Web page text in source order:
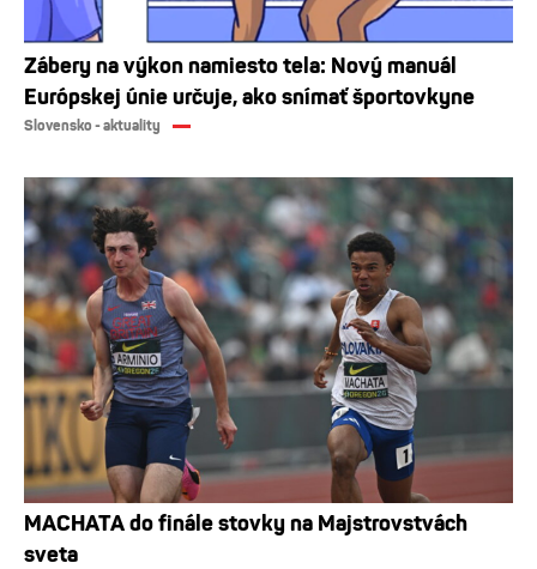
Zábery na výkon namiesto tela: Nový manuál
Európskej únie určuje, ako snímať športovkyne
Slovensko - aktuality
MACHATA do finále stovky na Majstrovstvách
sveta